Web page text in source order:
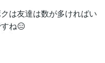
は友達は数が多ければい
ね😑